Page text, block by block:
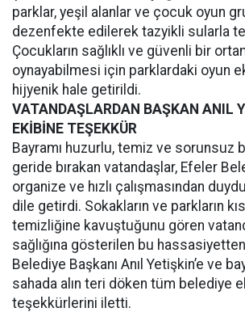
parklar, yeşil alanlar ve çocuk oyun
dezenfekte edilerek tazyikli sularla
Çocukların sağlıklı ve güvenli bir
oynayabilmesi için parklardaki oyun
hijyenik hale getirildi.
VATANDAŞLARDAN BAŞKAN ANIL
EKİBİNE TEŞEKKÜR
Bayramı huzurlu, temiz ve sorunsuz
geride bırakan vatandaşlar, Efeler
organize ve hızlı çalışmasından
dile getirdi. Sokakların ve parkların
temizliğine kavuştuğunu gören
sağlığına gösterilen bu
Belediye Başkanı Anıl Yetişkin’e ve
sahada alın teri döken tüm belediye
teşekkürlerini iletti.